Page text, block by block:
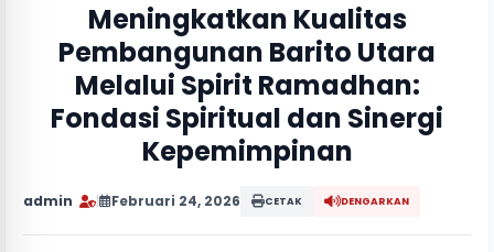
Meningkatkan Kualitas
Pembangunan Barito Utara
Melalui Spirit Ramadhan:
Fondasi Spiritual dan Sinergi
Kepemimpinan
admin Februari 24, 2026 CETAK DENGARKAN